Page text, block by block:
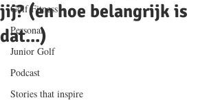
Golf Fitness
Personal
Junior Golf
Podcast
Stories that inspire
jij? (en hoe belangrijk is
dat...)